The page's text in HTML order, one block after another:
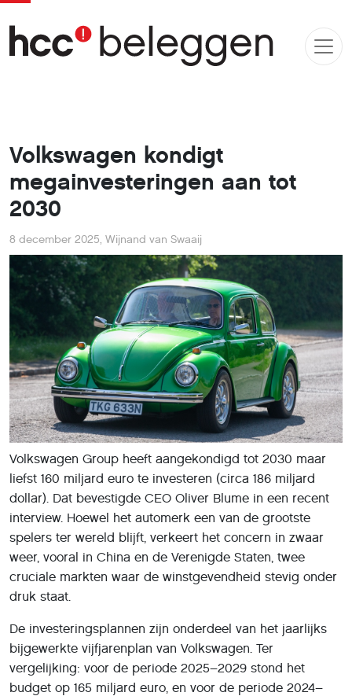
Volkswagen kondigt
megainvesteringen aan tot
2030
8 december 2025, Wijnand van Swaaij
Volkswagen Group heeft aangekondigd tot 2030 maar
liefst 160 miljard euro te investeren (circa 186 miljard
dollar). Dat bevestigde CEO Oliver Blume in een recent
interview. Hoewel het automerk een van de grootste
spelers ter wereld blijft, verkeert het concern in zwaar
weer, vooral in China en de Verenigde Staten, twee
cruciale markten waar de winstgevendheid stevig onder
druk staat.
De investeringsplannen zijn onderdeel van het jaarlijks
bijgewerkte vijfjarenplan van Volkswagen. Ter
vergelijking: voor de periode 2025–2029 stond het
budget op 165 miljard euro, en voor de periode 2024–